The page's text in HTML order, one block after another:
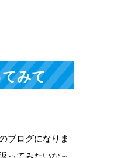
みて
ブログになりま